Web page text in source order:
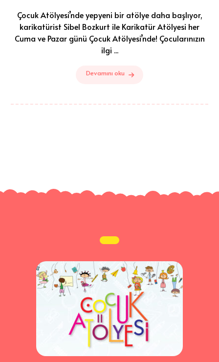
Çocuk Atölyesi’nde yepyeni bir atölye daha başlıyor,
karikatürist Sibel Bozkurt ile Karikatür Atölyesi her
Cuma ve Pazar günü Çocuk Atölyesi’nde! Çocularınızın
ilgi ...
Devamını oku